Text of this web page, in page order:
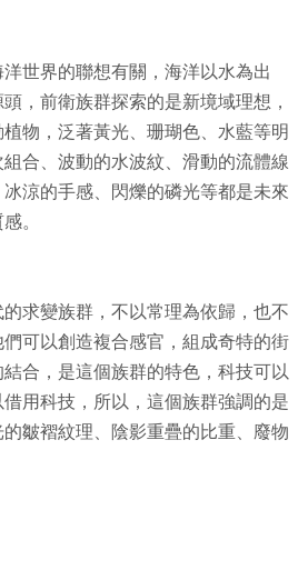
世界的聯想有關，海洋以水為出
，前衛族群探索的是新境域理想，
物，泛著黃光、珊瑚色、水藍等明
合、波動的水波紋、滑動的流體線
涼的手感、閃爍的磷光等都是未來
。
求變族群，不以常理為依歸，也不
可以創造複合感官，組成奇特的街
合，是這個族群的特色，科技可以
用科技，所以，這個族群強調的是
皺褶紋理、陰影重疊的比重、廢物